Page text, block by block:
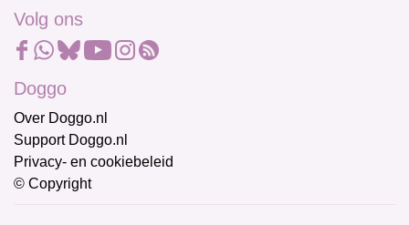
Volg ons
Doggo
Over Doggo.nl
Support Doggo.nl
Privacy- en cookiebeleid
© Copyright